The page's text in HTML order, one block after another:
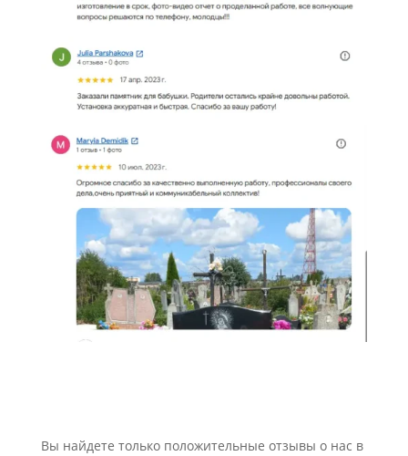
Вы найдете только положительные отзывы о нас в